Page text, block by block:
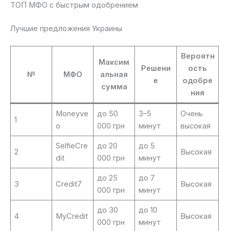
ТОП МФО с быстрым одобрением
Лучшие предложения Украины
№ МФО
Максим
альная
сумма
Решени
е
Вероятн
ость
одобре
ния
1
Moneyve
o
до 50
000 грн
3–5
минут
Очень
высокая
2
SelfieCre
dit
до 20
000 грн
до 5
минут
Высокая
3 Credit7
до 25
000 грн
до 7
минут
Высокая
4 MyCredit
до 30
000 грн
до 10
минут
Высокая